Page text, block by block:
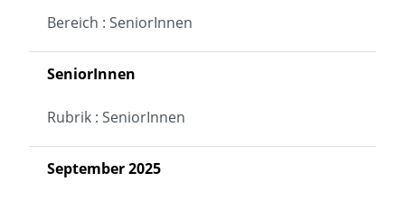
Bereich : SeniorInnen
SeniorInnen
Rubrik : SeniorInnen
September 2025